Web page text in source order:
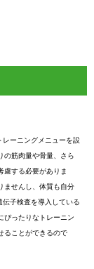
ーニングメニューを設
の筋肉量や骨量、さら
慮する必要がありま
ませんし、体質も自分
子検査を導入している
ぴったりなトレーニン
ることができるので